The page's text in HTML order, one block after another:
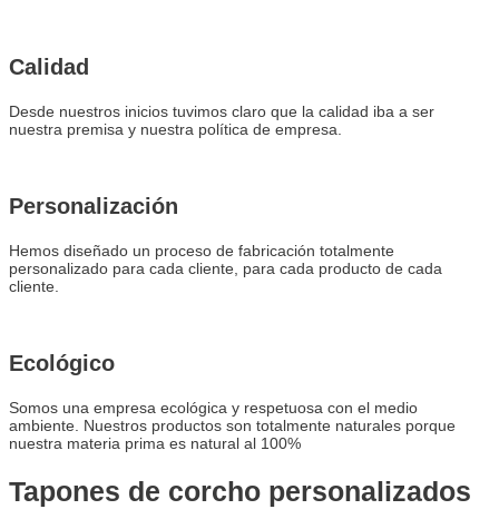
Calidad
Desde nuestros inicios tuvimos claro que la calidad iba a ser
nuestra premisa y nuestra política de empresa.
Personalización
Hemos diseñado un proceso de fabricación totalmente
personalizado para cada cliente, para cada producto de cada
cliente.
Ecológico
Somos una empresa ecológica y respetuosa con el medio
ambiente. Nuestros productos son totalmente naturales porque
nuestra materia prima es natural al 100%
Tapones de corcho personalizados